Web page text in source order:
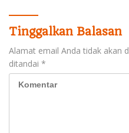
Tinggalkan Balasan
Alamat email Anda tidak akan
ditandai *